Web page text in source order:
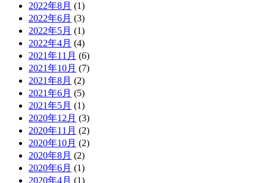
2022年8月 (1)
2022年6月 (3)
2022年5月 (1)
2022年4月 (4)
2021年11月 (6)
2021年10月 (7)
2021年8月 (2)
2021年6月 (5)
2021年5月 (1)
2020年12月 (3)
2020年11月 (2)
2020年10月 (2)
2020年8月 (2)
2020年6月 (1)
2020年4月 (1)